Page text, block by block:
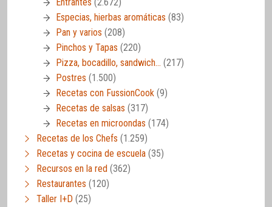
Especias, hierbas aromáticas (83)
Pan y varios (208)
Pinchos y Tapas (220)
Pizza, bocadillo, sandwich… (217)
Postres (1.500)
Recetas con FussionCook (9)
Recetas de salsas (317)
Recetas en microondas (174)
Recetas de los Chefs (1.259)
Recetas y cocina de escuela (35)
Recursos en la red (362)
Restaurantes (120)
Taller I+D (25)